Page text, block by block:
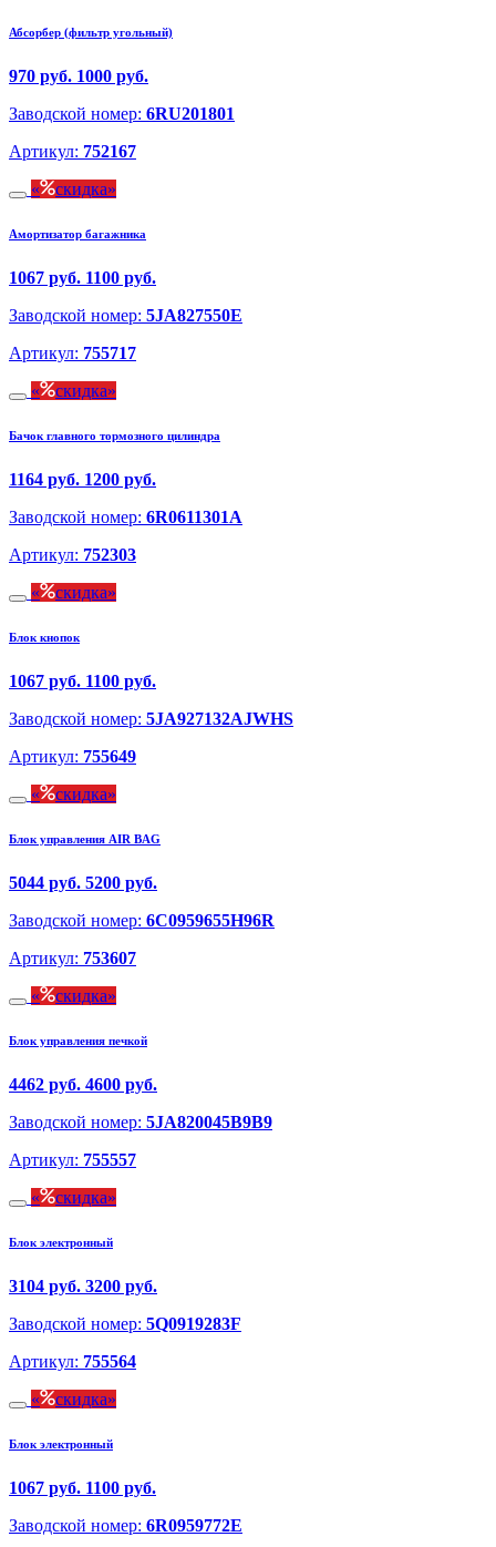
Абсорбер (фильтр угольный)
970 руб. 1000 руб.
Заводской номер: 6RU201801
Артикул: 752167
скидка
Амортизатор багажника
1067 руб. 1100 руб.
Заводской номер: 5JA827550E
Артикул: 755717
скидка
Бачок главного тормозного цилиндра
1164 руб. 1200 руб.
Заводской номер: 6R0611301A
Артикул: 752303
скидка
Блок кнопок
1067 руб. 1100 руб.
Заводской номер: 5JA927132AJWHS
Артикул: 755649
скидка
Блок управления AIR BAG
5044 руб. 5200 руб.
Заводской номер: 6C0959655H96R
Артикул: 753607
скидка
Блок управления печкой
4462 руб. 4600 руб.
Заводской номер: 5JA820045B9B9
Артикул: 755557
скидка
Блок электронный
3104 руб. 3200 руб.
Заводской номер: 5Q0919283F
Артикул: 755564
скидка
Блок электронный
1067 руб. 1100 руб.
Заводской номер: 6R0959772E